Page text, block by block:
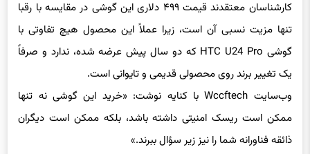
تنها مزیت نسبی آن است، زیرا عملاً این محصول هیچ تفاوتی با
گوشی HTC U24 Pro که دو سال پیش عرضه شده، ندارد و صرفاً
یک تغییر برند روی محصولی قدیمی و تایوانی است.
وب‌سایت Wccftech با کنایه نوشت: «خرید این گوشی نه تنها
ممکن است ریسک امنیتی داشته باشد، بلکه ممکن است دیگران
ذائقه فناورانه شما را نیز زیر سؤال ببرند.»
توضیحgsxr : این مطلب، به دلیل محدودیت‌های عمومی اینترنت